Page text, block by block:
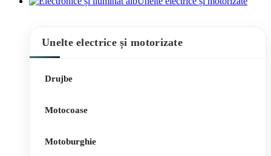
Unelte electrice și motorizate
Drujbe
Motocoase
Motoburghie